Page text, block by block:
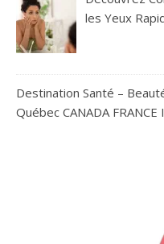
les Yeux
Destination Santé –
Québec CANADA